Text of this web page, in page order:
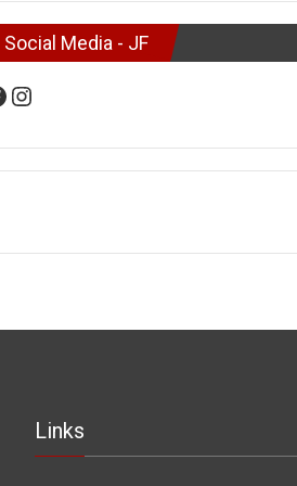
Social Media - JF
Instagram
Links